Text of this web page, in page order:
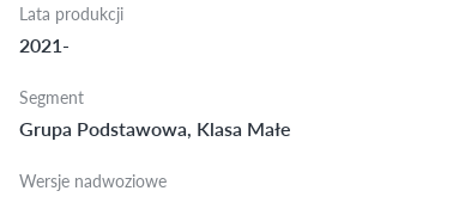
Lata produkcji
2021-
Segment
Grupa Podstawowa, Klasa Małe
Wersje nadwoziowe